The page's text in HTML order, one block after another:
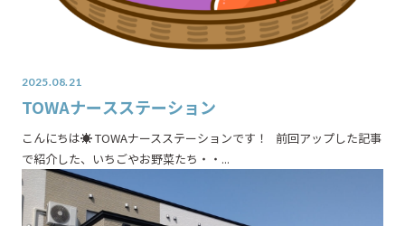
2025.08.21
TOWAナースステーション
こんにちは☀ TOWAナースステーションです！ 前回アップした記事
で紹介した、いちごやお野菜たち・・...